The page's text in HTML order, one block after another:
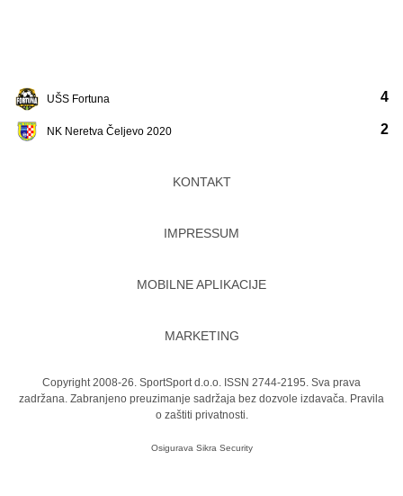
UŠS Fortuna
NK Neretva Čeljevo 2020
4
2
KONTAKT
IMPRESSUM
MOBILNE APLIKACIJE
MARKETING
Copyright 2008-26. SportSport d.o.o. ISSN 2744-2195. Sva prava
zadržana. Zabranjeno preuzimanje sadržaja bez dozvole izdavača. Pravila
o zaštiti privatnosti.
Osigurava Sikra Security